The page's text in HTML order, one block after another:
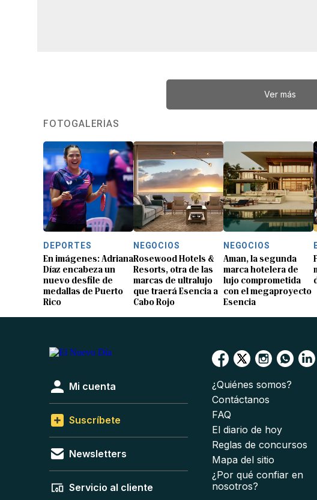
Ver más
FOTOGALERÍAS
DEPORTES
En imágenes: Adriana
Díaz encabeza un
nuevo desfile de
medallas de Puerto
Rico
NEGOCIOS
Rosewood Hotels &
Resorts, otra de las
marcas de ultralujo
que traerá Esencia a
Cabo Rojo
NEGOCIOS
Aman, la segunda
marca hotelera de
lujo comprometida
con el megaproyecto
Esencia
Mi cuenta
Suscríbete
Newsletters
Servicio al cliente
¿Quiénes somos?
Contáctanos
FAQ
El diario de hoy
Reglas de concursos
Mapa del sitio
¿Por qué confiar en
nosotros?